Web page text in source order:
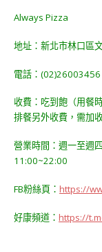
Always Pizza
地址：新北市林口區
電話：(02)26003456
收費：吃到飽（用餐
排餐另外收費，需加
營業時間：週一至週
11:00~22:00
FB粉絲頁： https://
好康頻道： https://